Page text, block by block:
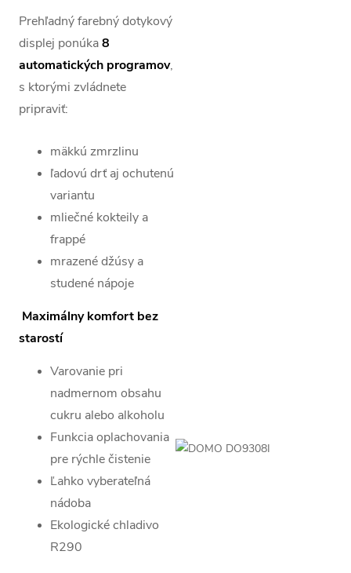
Prehľadný farebný dotykový
displej ponúka8
automatických programov,
s ktorými zvládnete
pripraviť:
mäkkú zmrzlinu
ľadovú drť aj ochutenú
variantu
mliečné kokteily a
frappé
mrazené džúsy a
studené nápoje
Maximálny komfort bez
starostí
Varovanie pri
nadmernom obsahu
cukru alebo alkoholu
Funkcia oplachovania
pre rýchle čistenie
Ľahko vyberateľná
nádoba
Ekologické chladivo
R290